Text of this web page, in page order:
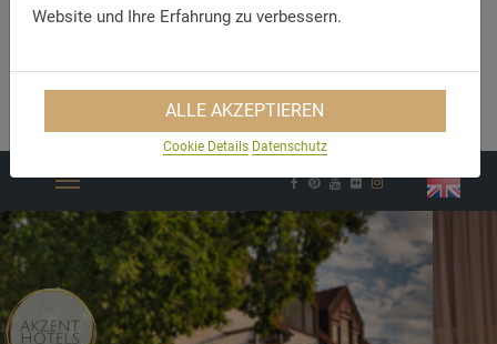
info@merfelder-hof.de
Website und Ihre Erfahrung zu verbessern.
ALLE AKZEPTIEREN
Cookie Details Datenschutz